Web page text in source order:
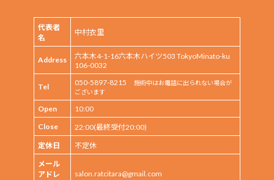
代表者
名
中村衣里
Address
六本木4-1-16六本木ハイツ503 TokyoMinato-ku
106-0032
Tel 050-5897-8215
施術中はお電話に出られない場合が
ございます
Open
10:00
Close
22:00(最終受付20:00)
定休日
不定休
メール
アドレ
salon.ratcitara@gmail.com